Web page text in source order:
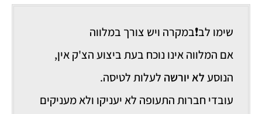
שימו לב❗במקרה ויש צורך במלווה
אם המלווה אינו נוכח בעת ביצוע הצ'ק אין,
הנוסעלא יורשה לעלות לטיסה.
עובדי חברות התעופה לא יעניקו ולא מעניקים